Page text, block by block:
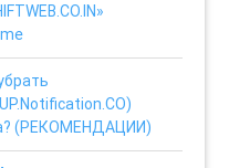
(РЕКОМЕНДАЦИИ)